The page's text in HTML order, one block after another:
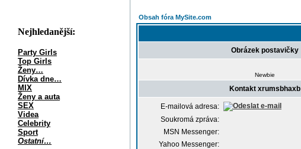
Nejhledanější:
Party Girls
Top Girls
Ženy…
Dívka dne…
MIX
Ženy a auta
SEX
Videa
Celebrity
Sport
Ostatní…
Obsah fóra MySite.com
Obrázek postavičky
Newbie
Kontakt xrumsbhaxb
E-mailová adresa:
Soukromá zpráva:
MSN Messenger:
Yahoo Messenger: